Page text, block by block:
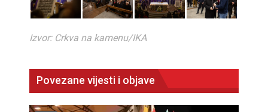
Izvor: Crkva na kamenu/IKA
Povezane vijesti i objave